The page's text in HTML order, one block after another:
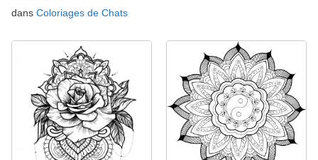
dans Coloriages de Chats